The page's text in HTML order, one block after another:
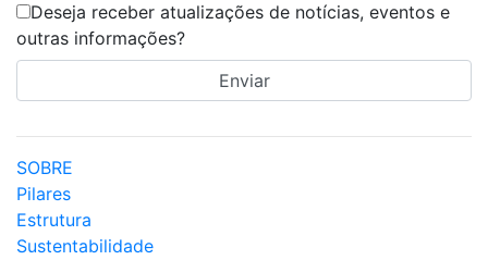
Deseja receber atualizações de notícias, eventos e
outras informações?
SOBRE
Pilares
Estrutura
Sustentabilidade